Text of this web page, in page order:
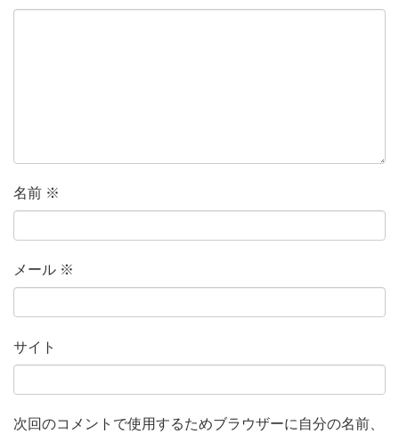
名前 ※
メール ※
サイト
次回のコメントで使用するためブラウザーに自分の名前、